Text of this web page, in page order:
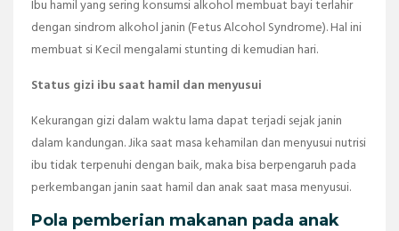
Ibu hamil yang sering konsumsi alkohol membuat bayi terlahir
dengan sindrom alkohol janin (Fetus Alcohol Syndrome). Hal ini
membuat si Kecil mengalami stunting di kemudian hari.
Status gizi ibu saat hamil dan menyusui
Kekurangan gizi dalam waktu lama dapat terjadi sejak janin
dalam kandungan. Jika saat masa kehamilan dan menyusui nutrisi
ibu tidak terpenuhi dengan baik, maka bisa berpengaruh pada
perkembangan janin saat hamil dan anak saat masa menyusui.
Pola pemberian makanan pada anak